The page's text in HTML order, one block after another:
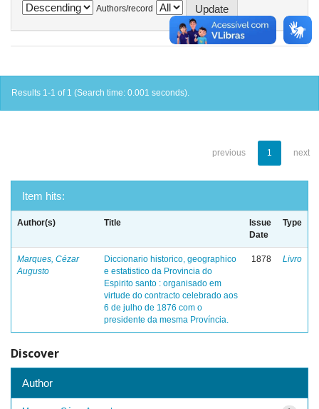
Authors/record
Results 1-1 of 1 (Search time: 0.001 seconds).
previous 1 next
Item hits:
Author(s) Title
Issue
Date
Type
Marques, Cézar
Augusto
Diccionario historico, geographico
e estatistico da Provincia do
Espirito santo : organisado em
virtude do contracto celebrado aos
6 de julho de 1876 com o
presidente da mesma Província.
1878 Livro
Discover
Author